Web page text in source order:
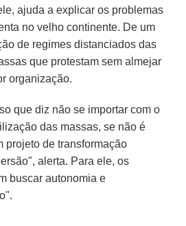
ajuda a explicar os problemas
no velho continente. De um
de regimes distanciados das
que protestam sem almejar
organização.
que diz não se importar com o
das massas, se não é
projeto de transformação
alerta. Para ele, os
buscar autonomia e